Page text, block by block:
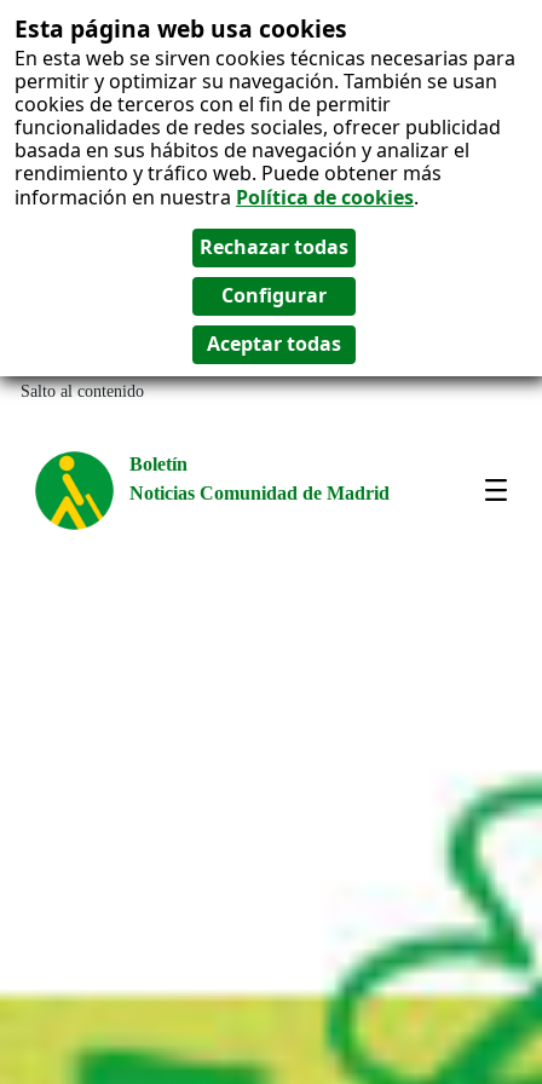
Esta página web usa cookies
En esta web se sirven cookies técnicas necesarias para
permitir y optimizar su navegación. También se usan
cookies de terceros con el fin de permitir
funcionalidades de redes sociales, ofrecer publicidad
basada en sus hábitos de navegación y analizar el
rendimiento y tráfico web. Puede obtener más
información en nuestra Política de cookies.
Salto al contenido
Boletín
Noticias Comunidad de Madrid